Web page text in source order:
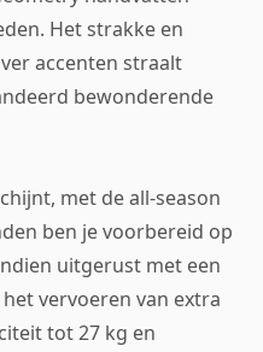
Het strakke en
accenten straalt
bewonderende
met de all-season
ben je voorbereid op
uitgerust met een
vervoeren van extra
tot 27 kg en